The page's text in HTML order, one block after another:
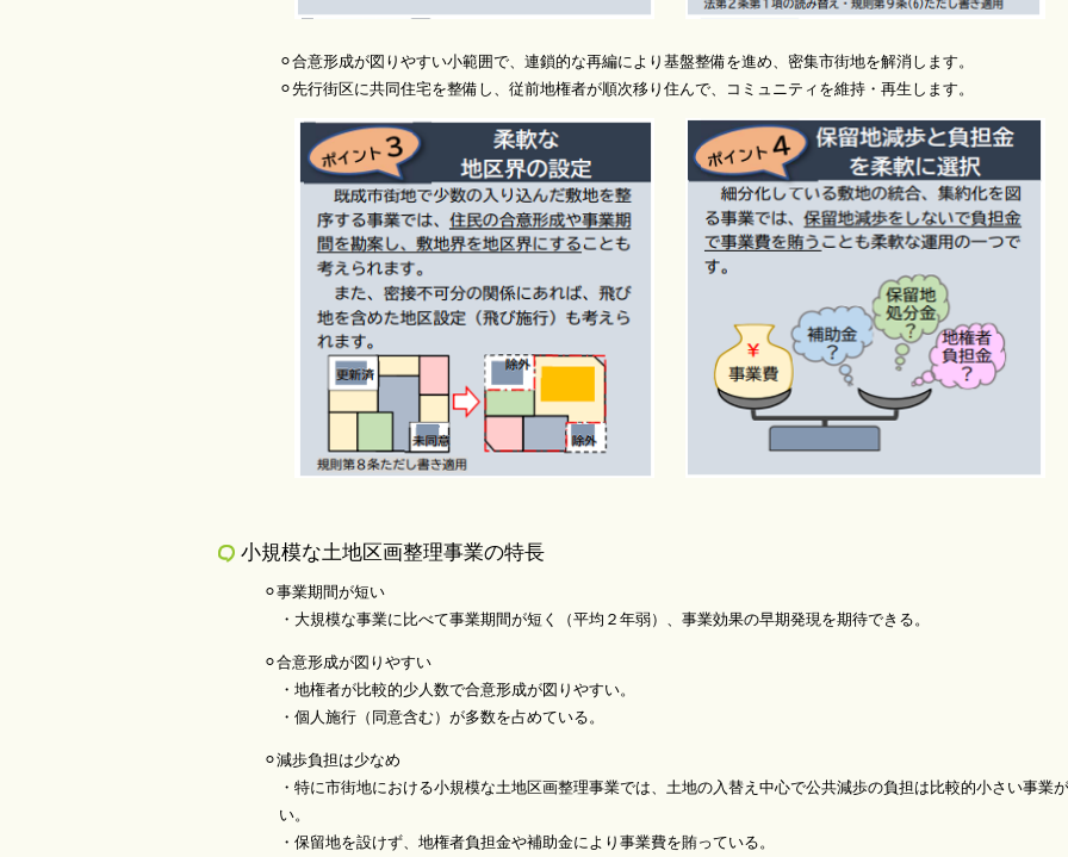
⚪︎合意形成が図りやすい小範囲で、連鎖的な再編により基盤整備を進め、密集市街地を解消します。
⚪︎先行街区に共同住宅を整備し、従前地権者が順次移り住んで、コミュニティを維持・再生します。
小規模な土地区画整理事業の特長
⚪︎事業期間が短い
・大規模な事業に比べて事業期間が短く（平均２年弱）、事業効果の早期発現を期待できる。
⚪︎合意形成が図りやすい
・地権者が比較的少人数で合意形成が図りやすい。
・個人施行（同意含む）が多数を占めている。
⚪︎減歩負担は少なめ
・特に市街地における小規模な土地区画整理事業では、土地の入替え中心で公共減歩の負担は比較的小さい事業
い。
・保留地を設けず、地権者負担金や補助金により事業費を賄っている。